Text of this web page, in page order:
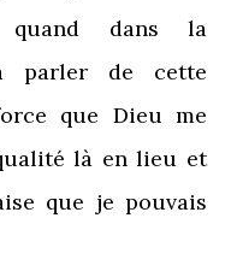
dans la
parler de cette
que Dieu me
là en lieu et
que je pouvais